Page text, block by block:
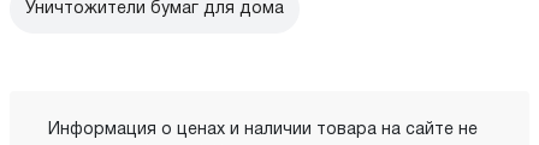
Уничтожители бумаг для дома
Информация о ценах и наличии товара на сайте не